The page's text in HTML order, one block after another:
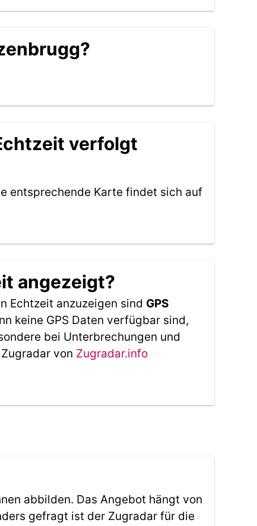
verfolgt
entsprechende Karte findet sich auf
angezeigt?
Echtzeit anzuzeigen sind GPS
keine GPS Daten verfügbar sind,
bei Unterbrechungen und
von Zugradar.info
abbilden. Das Angebot hängt von
gefragt ist der Zugradar für die